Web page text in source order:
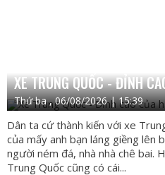
XE TRUNG QUỐC - ĐỈNH
Thứ ba , 06/08/2026 | 15:39
Dân ta cứ thành kiến với xe
của mấy anh bạn láng giềng lên
người ném đá, nhà nhà chê bai.
Trung Quốc cũng có cái...